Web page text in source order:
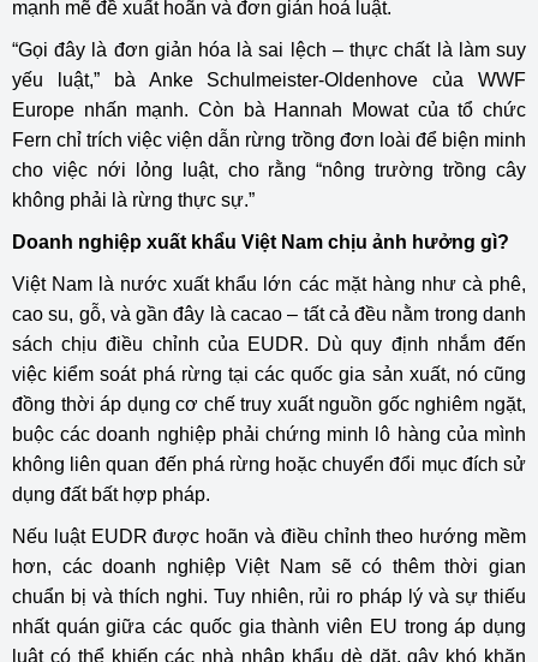
mạnh mẽ đề xuất hoãn và đơn giản hoá luật.
“Gọi đây là đơn giản hóa là sai lệch – thực chất là làm suy
yếu luật,” bà Anke Schulmeister-Oldenhove của WWF
Europe nhấn mạnh. Còn bà Hannah Mowat của tổ chức
Fern chỉ trích việc viện dẫn rừng trồng đơn loài để biện minh
cho việc nới lỏng luật, cho rằng “nông trường trồng cây
không phải là rừng thực sự.”
Doanh nghiệp xuất khẩu Việt Nam chịu ảnh hưởng gì?
Việt Nam là nước xuất khẩu lớn các mặt hàng như cà phê,
cao su, gỗ, và gần đây là cacao – tất cả đều nằm trong danh
sách chịu điều chỉnh của EUDR. Dù quy định nhắm đến
việc kiểm soát phá rừng tại các quốc gia sản xuất, nó cũng
đồng thời áp dụng cơ chế truy xuất nguồn gốc nghiêm ngặt,
buộc các doanh nghiệp phải chứng minh lô hàng của mình
không liên quan đến phá rừng hoặc chuyển đổi mục đích sử
dụng đất bất hợp pháp.
Nếu luật EUDR được hoãn và điều chỉnh theo hướng mềm
hơn, các doanh nghiệp Việt Nam sẽ có thêm thời gian
chuẩn bị và thích nghi. Tuy nhiên, rủi ro pháp lý và sự thiếu
nhất quán giữa các quốc gia thành viên EU trong áp dụng
luật có thể khiến các nhà nhập khẩu dè dặt, gây khó khăn